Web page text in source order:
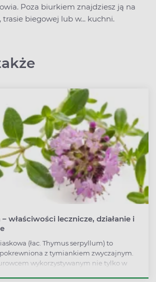
Poza biurkiem znajdziesz ją na
trasie biegowej lub w... kuchni.
właściwości lecznicze, działanie i
(łac. Thymus serpyllum) to
z tymiankiem zwyczajnym.
wykorzystywanym nie tylko w